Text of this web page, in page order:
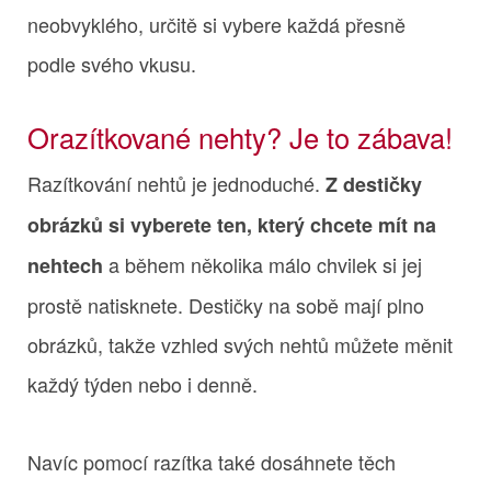
neobvyklého, určitě si vybere každá přesně
podle svého vkusu.
Orazítkované nehty? Je to zábava!
Razítkování nehtů je jednoduché. Z destičky
obrázků si vyberete ten, který chcete mít na
nehtech a během několika málo chvilek si jej
prostě natisknete. Destičky na sobě mají plno
obrázků, takže vzhled svých nehtů můžete měnit
každý týden nebo i denně.
Navíc pomocí razítka také dosáhnete těch